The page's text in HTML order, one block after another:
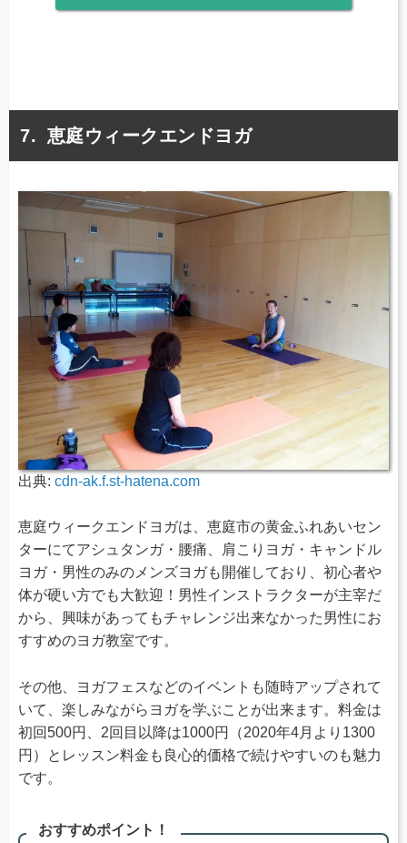
恵庭ウィークエンドヨガ
出典: cdn-ak.f.st-hatena.com
恵庭ウィークエンドヨガは、恵庭市の黄金ふれあいセン
ターにてアシュタンガ・腰痛、肩こりヨガ・キャンドル
ヨガ・男性のみのメンズヨガも開催しており、初心者や
体が硬い方でも大歓迎！男性インストラクターが主宰だ
から、興味があってもチャレンジ出来なかった男性にお
すすめのヨガ教室です。
その他、ヨガフェスなどのイベントも随時アップされて
いて、楽しみながらヨガを学ぶことが出来ます。料金は
初回500円、2回目以降は1000円（2020年4月より1300
円）とレッスン料金も良心的価格で続けやすいのも魅力
です。
おすすめポイント！